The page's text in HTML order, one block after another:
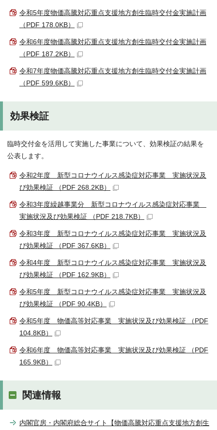
令和5年度物価高騰対応重点支援地方創生臨時交付金実施計画
（PDF 178.0KB）
令和6年度物価高騰対応重点支援地方創生臨時交付金実施計画
（PDF 187.2KB）
令和7年度物価高騰対応重点支援地方創生臨時交付金実施計画
（PDF 599.6KB）
効果検証
臨時交付金を活用して実施した事業について、効果検証の結果を
公表します。
令和2年度 新型コロナウイルス感染症対応事業 実施状況及
び効果検証 （PDF 268.2KB）
令和3年度繰越事業分 新型コロナウイルス感染症対応事業
実施状況及び効果検証 （PDF 218.7KB）
令和3年度 新型コロナウイルス感染症対応事業 実施状況及
び効果検証 （PDF 367.6KB）
令和4年度 新型コロナウイルス感染症対応事業 実施状況及
び効果検証 （PDF 162.9KB）
令和5年度 新型コロナウイルス感染症対応事業 実施状況及
び効果検証 （PDF 90.4KB）
令和5年度 物価高等対応事業 実施状況及び効果検証 （PDF
104.8KB）
令和6年度 物価高等対応事業 実施状況及び効果検証 （PDF
165.9KB）
関連情報
内閣官房・内閣府総合サイト【物価高騰対応重点支援地方創生